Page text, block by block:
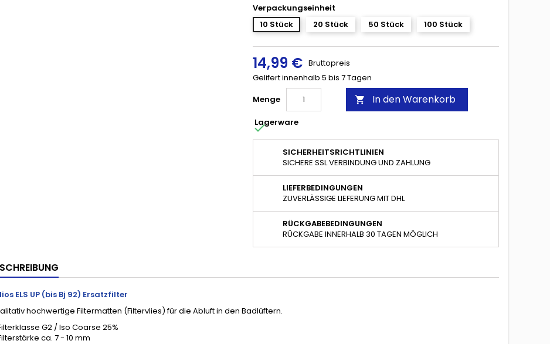
Verpackungseinheit
10 Stück
20 Stück 50 Stück 100 Stück
14,99 € Bruttopreis
Gelifert innenhalb 5 bis 7 Tagen
Menge
 In den Warenkorb

Lagerware
SICHERHEITSRICHTLINIEN
SICHERE SSL VERBINDUNG UND ZAHLUNG
LIEFERBEDINGUNGEN
ZUVERLÄSSIGE LIEFERUNG MIT DHL
RÜCKGABEBEDINGUNGEN
RÜCKGABE INNERHALB 30 TAGEN MÖGLICH
ELS UP (bis Bj 92) Ersatzfilter
hochwertige Filtermatten (Filtervlies) für die Abluft in den Badlüftern.
G2 / Iso Coarse 25%
ca. 7 - 10 mm